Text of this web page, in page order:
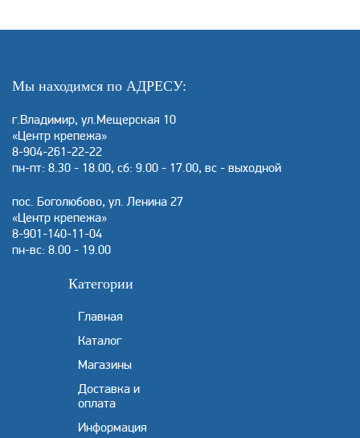
Мы находимся по АДРЕСУ:
г.Владимир, ул.Мещерская 10
«Центр крепежа»
8-904-261-22-22
пн-пт: 8.30 - 18.00, сб: 9.00 - 17.00, вс - выходной
пос. Боголюбово, ул. Ленина 27
«Центр крепежа»
8-901-140-11-04
пн-вс: 8.00 - 19.00
Категории
Главная
Каталог
Магазины
Доставка и
оплата
Информация